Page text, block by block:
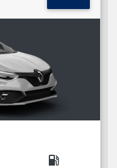
local_gas_station